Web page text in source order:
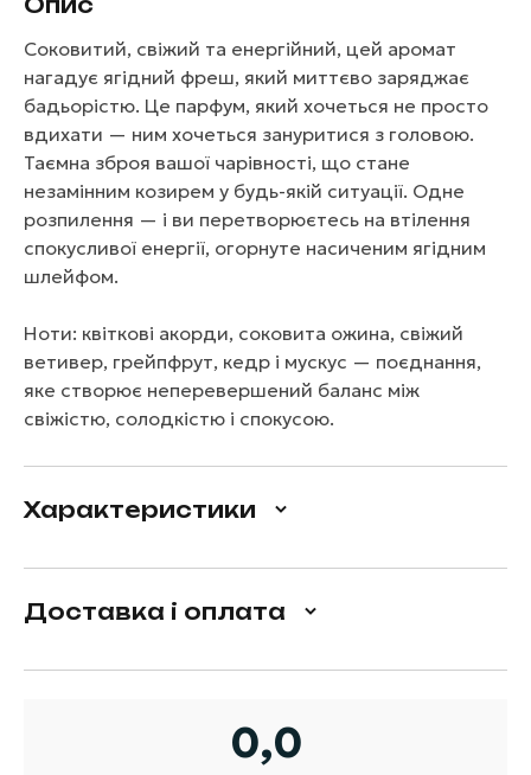
Соковитий, свіжий та енергійний, цей аромат
нагадує ягідний фреш, який миттєво заряджає
бадьорістю. Це парфум, який хочеться не просто
вдихати — ним хочеться зануритися з головою.
Таємна зброя вашої чарівності, що стане
незамінним козирем у будь-якій ситуації. Одне
розпилення — і ви перетворюєтесь на втілення
спокусливої енергії, огорнуте насиченим ягідним
шлейфом.
Ноти: квіткові акорди, соковита ожина, свіжий
ветивер, грейпфрут, кедр і мускус — поєднання,
яке створює неперевершений баланс між
свіжістю, солодкістю і спокусою.
Характеристики
Доставка і оплата
0,0